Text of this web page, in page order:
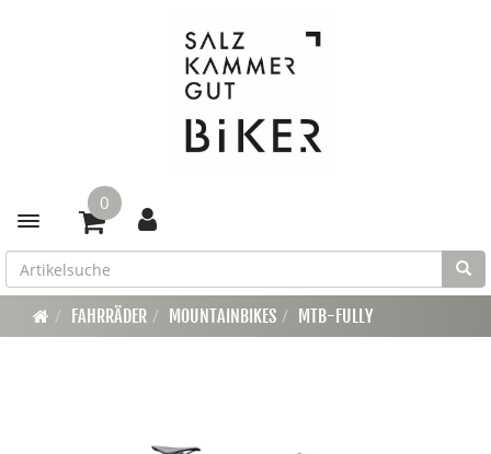
Toggle navigation
0
FAHRRÄDER MOUNTAINBIKES MTB-FULLY